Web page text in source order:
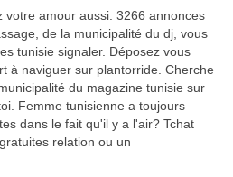
votre amour aussi. 3266 annonces
de la municipalité du dj, vous
tunisie signaler. Déposez vous
à naviguer sur plantorride. Cherche
du magazine tunisie sur
Femme tunisienne a toujours
dans le fait qu'il y a l'air? Tchat
relation ou un